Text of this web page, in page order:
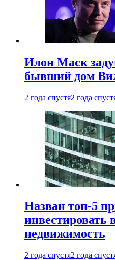
Илон Маск
бывший дом
2 года спустя2 года
Назван топ-5
инвестировать
недвижимость
2 года спустя2 года